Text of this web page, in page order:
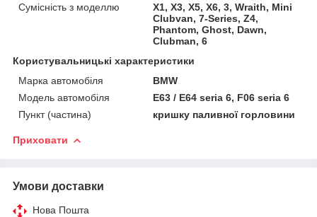
Сумісність з моделлю
X1, X3, X5, X6, 3, Wraith, Mini
Clubvan, 7-Series, Z4,
Phantom, Ghost, Dawn,
Clubman, 6
Користувальницькі характеристики
Марка автомобіля
BMW
Модель автомобіля
E63 / E64 seria 6, F06 seria 6
Пункт (частина)
кришку паливної горловини
Приховати
Умови доставки
Нова Пошта